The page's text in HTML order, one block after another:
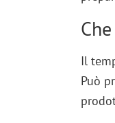
Il
Può